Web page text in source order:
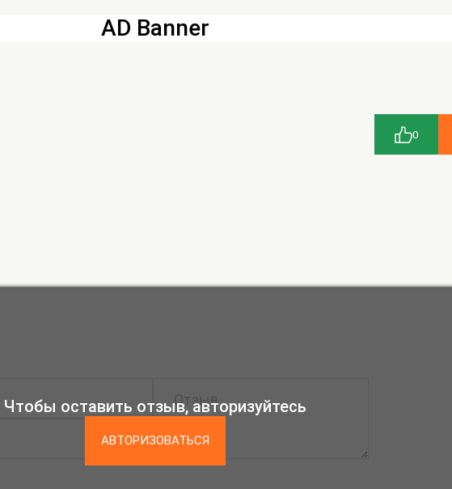
AD Banner
0
Чтобы оставить отзыв, авторизуйтесь
АВТОРИЗОВАТЬСЯ